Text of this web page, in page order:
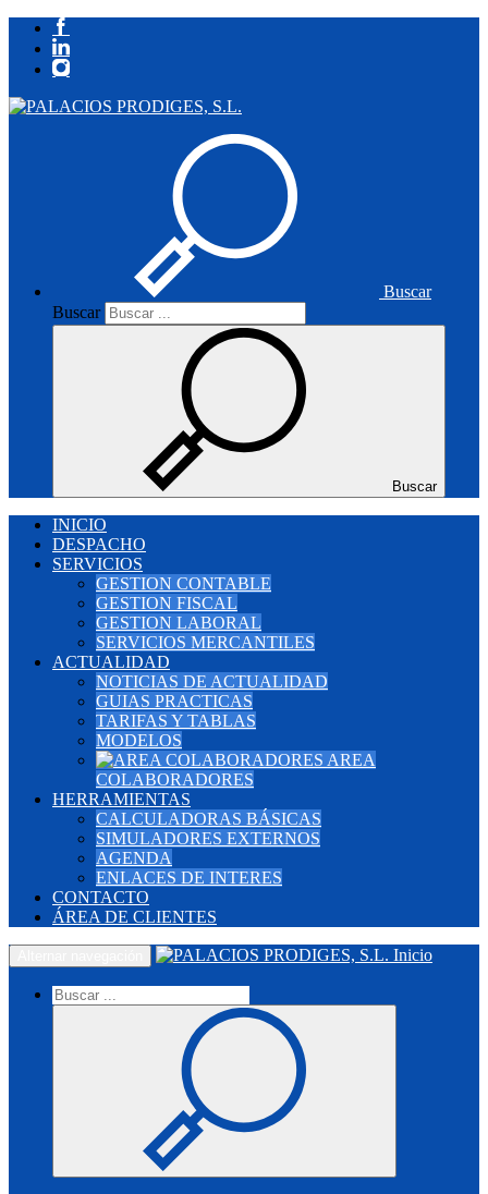
Buscar
Buscar
Buscar
INICIO
DESPACHO
SERVICIOS
GESTION CONTABLE
GESTION FISCAL
GESTION LABORAL
SERVICIOS MERCANTILES
ACTUALIDAD
NOTICIAS DE ACTUALIDAD
GUIAS PRACTICAS
TARIFAS Y TABLAS
MODELOS
AREA
COLABORADORES
HERRAMIENTAS
CALCULADORAS BÁSICAS
SIMULADORES EXTERNOS
AGENDA
ENLACES DE INTERES
CONTACTO
ÁREA DE CLIENTES
Inicio